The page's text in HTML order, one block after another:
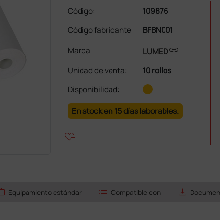
Código:
109876
Código fabricante
BFBN001
Marca
LUMEDlink
Unidad de venta:
10 rollos
Disponibilidad:
En stock en 15 días laborables.
heart_plus
Equipamiento estándar list Compatible con save_alt